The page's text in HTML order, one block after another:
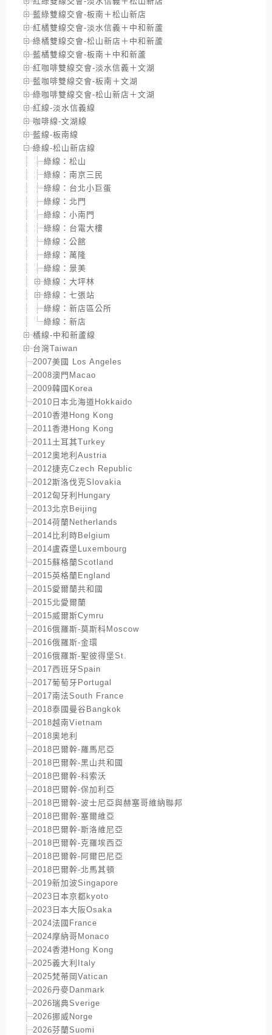
藍綠雙線交會-板南＋松山新店
紅橘雙線交會-淡水信義＋中和新蘆
綠橘雙線交會-松山新店＋中和新蘆
藍橘雙線交會-板南＋中和新蘆
紅咖啡雙線交會-淡水信義＋文湖
藍咖啡雙線交會-板南＋文湖
綠咖啡雙線交會-松山新店＋文湖
紅線-淡水信義線
咖啡線-文湖線
藍線-板南線
綠線-松山新店線
綠線：松山
綠線：南京三民
綠線：台北小巨蛋
綠線：北門
綠線：小南門
綠線：台電大樓
綠線：公館
綠線：萬隆
綠線：景美
綠線：大坪林
綠線：七張站
綠線：新店區公所
綠線：新店
橘線-中和新蘆線
台灣Taiwan
2007美國 Los Angeles
2008澳門Macao
2009韓國Korea
2010日本北海道Hokkaido
2010香港Hong Kong
2011香港Hong Kong
2011土耳其Turkey
2012奧地利Austria
2012捷克Czech Republic
2012斯洛伐克Slovakia
2012匈牙利Hungary
2013北京Beijing
2014荷蘭Netherlands
2014比利時Belgium
2014盧森堡Luxembourg
2015蘇格蘭Scotland
2015英格蘭England
2015愛爾蘭共和國
2015北愛爾蘭
2015威爾斯Cymru
2016俄羅斯-莫斯科Moscow
2016俄羅斯-金環
2016俄羅斯-聖彼得堡St.
2017西班牙Spain
2017葡萄牙Portugal
2017南法South France
2018泰國曼谷Bangkok
2018越南Vietnam
2018奧地利
2018巴爾幹-羅馬尼亞
2018巴爾幹-黑山共和國
2018巴爾幹-科索沃
2018巴爾幹-保加利亞
2018巴爾幹-波士尼亞與赫塞哥維納聯邦
2018巴爾幹-塞爾維亞
2018巴爾幹-斯洛維尼亞
2018巴爾幹-克羅埃西亞
2018巴爾幹-阿爾巴尼亞
2018巴爾幹-北馬其頓
2019新加波Singapore
2023日本京都kyoto
2023日本大阪Osaka
2024法國France
2024摩納哥Monaco
2024香港Hong Kong
2025義大利Italy
2025梵蒂岡Vatican
2026丹麥Danmark
2026瑞典Sverige
2026挪威Norge
2026芬蘭Suomi